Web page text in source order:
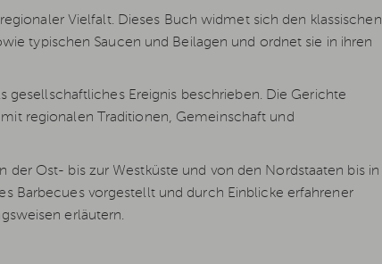
Vielfalt. Dieses Buch widmet sich den klassischen
typischen Saucen und Beilagen und ordnet sie in ihren
gesellschaftliches Ereignis beschrieben. Die Gerichte
regionalen Traditionen, Gemeinschaft und
Ost- bis zur Westküste und von den Nordstaaten bis in
Barbecues vorgestellt und durch Einblicke erfahrener
erläutern.